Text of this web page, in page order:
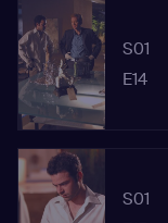
S01
E14
S01